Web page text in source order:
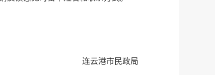
连云港市民政局